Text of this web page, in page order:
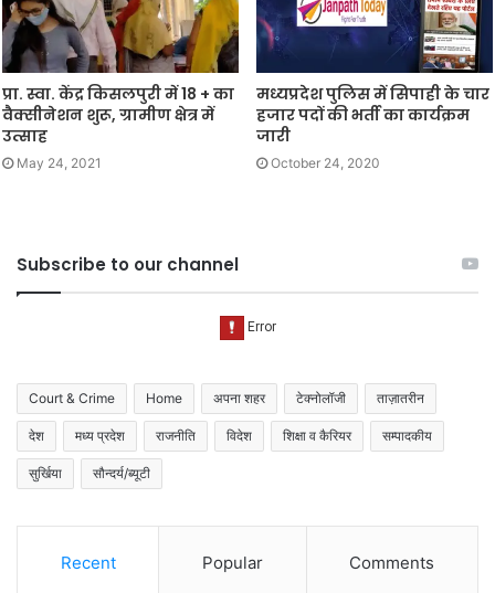
प्रा. स्वा. केंद्र किसलपुरी में 18 + का
वैक्सीनेशन शुरू, ग्रामीण क्षेत्र में
उत्साह
May 24, 2021
मध्यप्रदेश पुलिस में सिपाही के चार
हजार पदों की भर्ती का कार्यक्रम
जारी
October 24, 2020
Subscribe to our channel
Court & Crime Home अपना शहर टेक्नोलॉजी ताज़ातरीन
देश मध्य प्रदेश राजनीति विदेश शिक्षा व कैरियर सम्पादकीय
सुर्खिया सौन्दर्य/ब्यूटी
Recent Popular Comments